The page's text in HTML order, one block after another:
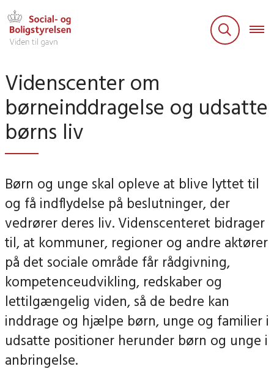
Videnscenter om
børneinddragelse og udsatte
børns liv
Børn og unge skal opleve at blive lyttet til
og få indflydelse på beslutninger, der
vedrører deres liv. Videnscenteret bidrager
til, at kommuner, regioner og andre aktører
på det sociale område får rådgivning,
kompetenceudvikling, redskaber og
lettilgængelig viden, så de bedre kan
inddrage og hjælpe børn, unge og familier i
udsatte positioner herunder børn og unge i
anbringelse.